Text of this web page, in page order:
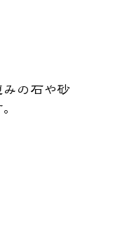
の石や砂